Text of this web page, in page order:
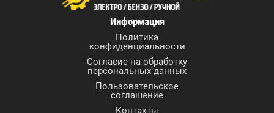
Информация
Политика
конфиденциальности
Согласие на обработку
персональных данных
Пользовательское
соглашение
Контакты